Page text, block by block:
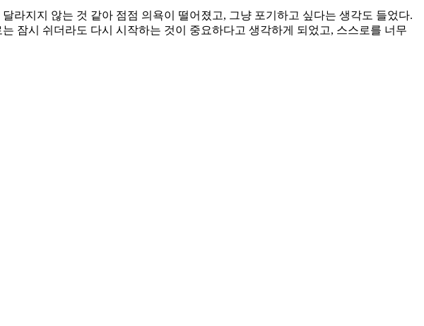
라지지 않는 것 같아 점점 의욕이 떨어졌고, 그냥 포기하고 싶다는 생각도 들었다.
잠시 쉬더라도 다시 시작하는 것이 중요하다고 생각하게 되었고, 스스로를 너무